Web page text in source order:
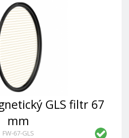
GLS filtr 67
mm
FW-67-GLS